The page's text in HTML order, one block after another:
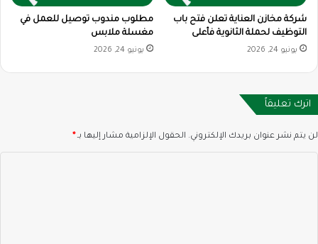
شركة مخازن العناية تعلن فتح باب
التوظيف لحملة الثانوية فأعلى
يونيو 24, 2026
مطلوب مندوب توصيل للعمل في
مغسلة ملابس
يونيو 24, 2026
اترك تعليقاً
لن يتم نشر عنوان بريدك الإلكتروني. الحقول الإلزامية مشار إليها بـ*